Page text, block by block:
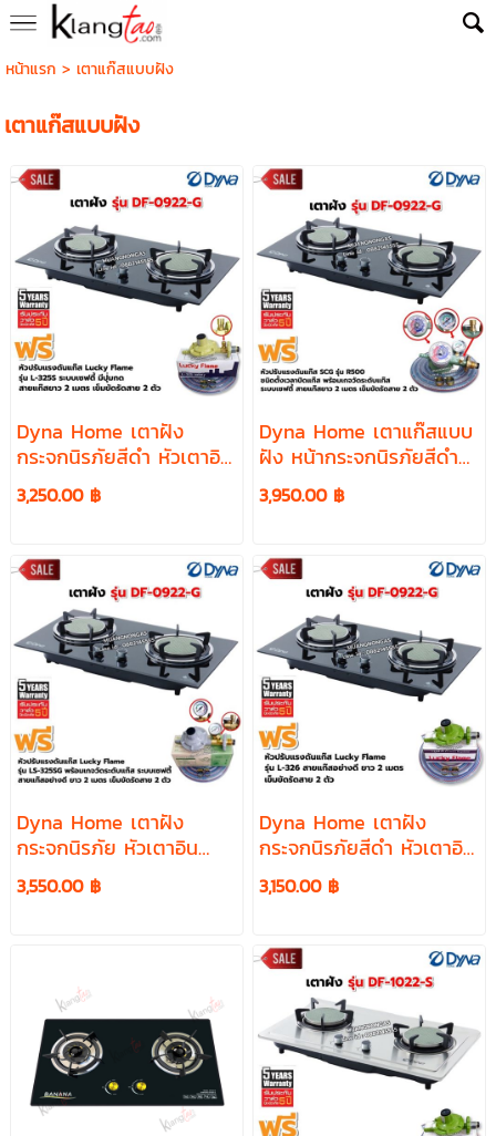
หน้าแรก > เตาแก๊สแบบฝัง
เตาแก๊สแบบฝัง
Dyna Home เตาฝัง
กระจกนิรภัยสีดำ หัวเตาอิน
ฟาเรด รุ่น DF-0922-G
อุปกรณ์ หัวปรับเซฟตี้
3,250.00 ฿
Dyna Home เตาแก๊สแบบ
ฝัง หน้ากระจกนิรภัยสีดำ
หัวเตาอินฟาเรด 2 หัวเตา
รุ่น DF-0922-G พร้อมหัว
วัด
3,950.00 ฿
Dyna Home เตาฝัง
กระจกนิรภัย หัวเตาอิน
ฟาเรด รุ่น DF-0922-G หัว
ปรับแรงดัน แบบมีเกจวัด
3,550.00 ฿
Dyna Home เตาฝัง
กระจกนิรภัยสีดำ หัวเตาอิน
ฟาเรด 2 หัวเตา รุ่น DF-
0922-G อุปกรณ์ครบชุด
3,150.00 ฿